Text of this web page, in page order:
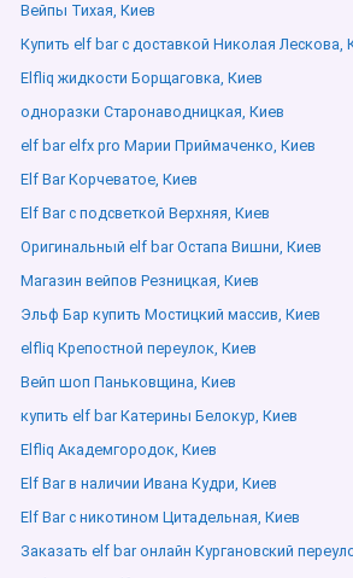
Вейпы Тихая, Киев
Купить elf bar с доставкой Николая Лескова,
Elfliq жидкости Борщаговка, Киев
одноразки Старонаводницкая, Киев
elf bar elfx pro Марии Приймаченко, Киев
Elf Bar Корчеватое, Киев
Elf Bar с подсветкой Верхняя, Киев
Оригинальный elf bar Остапа Вишни, Киев
Магазин вейпов Резницкая, Киев
Эльф Бар купить Мостицкий массив, Киев
elfliq Крепостной переулок, Киев
Вейп шоп Паньковщина, Киев
купить elf bar Катерины Белокур, Киев
Elfliq Академгородок, Киев
Elf Bar в наличии Ивана Кудри, Киев
Elf Bar с никотином Цитадельная, Киев
Заказать elf bar онлайн Кургановский